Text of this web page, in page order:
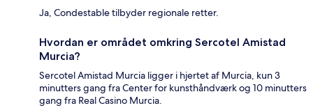
Ja, Condestable tilbyder regionale retter.
Hvordan er området omkring Sercotel Amistad
Murcia?
Sercotel Amistad Murcia ligger i hjertet af Murcia, kun 3
minutters gang fra Center for kunsthåndværk og 10 minutters
gang fra Real Casino Murcia.